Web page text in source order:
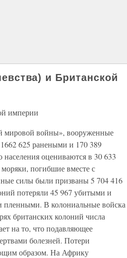
и Британской
империи
мировой войны», вооруженные
625 ранеными и 170 389
оцениваются в 30 633
погибшие вместе с
силы были призваны 5 704 416
потеряли 45 967 убитыми и
В колониальные войска
британских колоний числа
на то, что подавляющее
болезней. Потери
образом. На Африку